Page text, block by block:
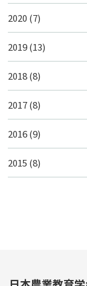
2020 (7)
2019(13)
2018(8)
2017(8)
2016(9)
2015 (8)